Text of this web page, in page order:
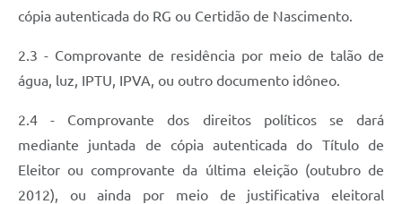
cópia autenticada do RG ou Certidão de Nascimento.
2.3 - Comprovante de residência por meio de talão de
água, luz, IPTU, IPVA, ou outro documento idôneo.
2.4 - Comprovante dos direitos políticos se dará
mediante juntada de cópia autenticada do Título de
Eleitor ou comprovante da última eleição (outubro de
2012), ou ainda por meio de justificativa eleitoral